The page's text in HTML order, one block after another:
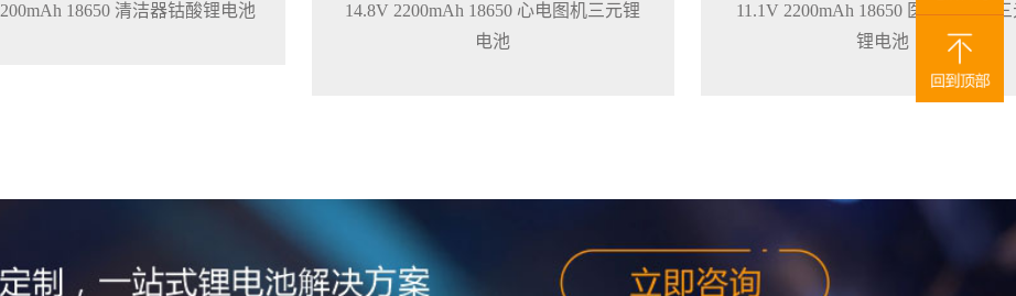
18650 清洁器钴酸锂电池
14.8V 2200mAh 18650 心电图机三元锂
电池
11.1V 2200mAh 18650 医疗监护仪
锂电池